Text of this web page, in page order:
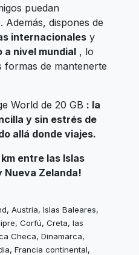
puedan
dispones de
internacionales y
a nivel mundial , lo
formas de mantenerte
World de 20 GB : la
y sin estrés de
allá donde viajes.
entre las Islas
Nueva Zelanda!
Austria, Islas Baleares,
Corfú, Creta, las
Checa, Dinamarca,
Francia continental,